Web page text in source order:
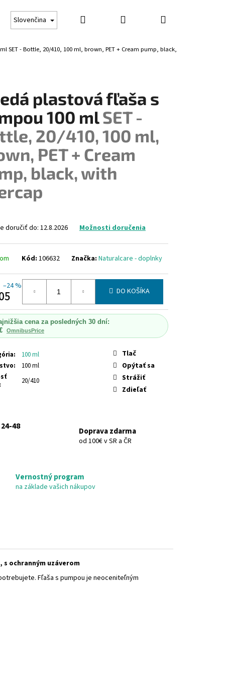
Darčekové poukážky Opaľovanie
Slovenčina Hľadať PrihlásenieNákupný
SET - Bottle, 20/410, 100 ml, brown, PET + Cream pump, black,
plastová fľaša s
100 mlSET -
20/410, 100 ml,
PET + Cream
black, with
doručiť do: 12.8.2026 Možnosti doručenia
Kód: 106632 Značka: Naturalcare - doplnky
–24 %
DO KOŠÍKA
cena za posledných 30 dní:
OmnibusPrice
:
100 ml
:
100 ml
: 20/410
Tlač
Opýtať sa
Strážiť
Zdieľať
48
Doprava zdarma
od 100€ v SR a ČR
Vernostný program
na základe vašich nákupov
s ochranným uzáverom
Fľaša s pumpou je neoceniteľným
S ALOE VERA (SUCHÉ
& DAMAGED HAIR WITH